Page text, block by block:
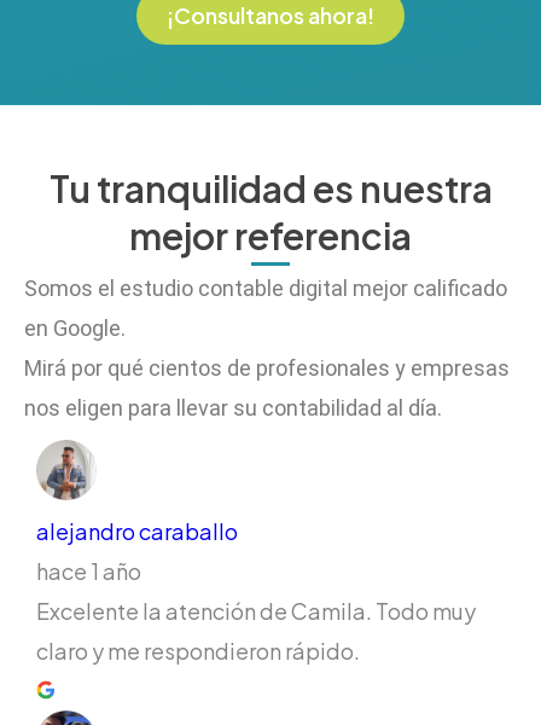
¡Consultanos ahora!
Tu tranquilidad es nuestra
mejor referencia
Somos el estudio contable digital mejor calificado
en Google.
Mirá por qué cientos de profesionales y empresas
nos eligen para llevar su contabilidad al día.
alejandro caraballo
hace 1 año
Excelente la atención de Camila. Todo muy
claro y me respondieron rápido.